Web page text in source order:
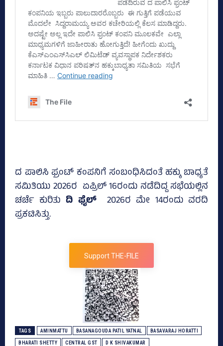
ದ ಪಾಲಿಸಿ ಫ್ರಂಟ್‌ ಕಂಪನಿಗೆ ಸಂಬಂಧಿಸಿದಂತೆ ಹಕ್ಕು ಬಾಧ್ಯತೆ
ಸಮಿತಿಯು 2026ರ ಏಪ್ರಿಲ್‌ 16ರಂದು ನಡೆದಿದ್ದ ಸಭೆಯಲ್ಲಿನ
ಚರ್ಚೆ ಕುರಿತು ದಿ ಫೈಲ್‌
2026ರ ಮೇ 14ರಂದು ವರದಿ
ಪ್ರಕಟಿಸಿತ್ತು.
Support THE-FILE
TAGS AMINMATTU BASANAGOUDA PATIL YATNAL BASAVARAJ HORATTI
BHARATI SHETTY CENTRAL GST D K SHIVAKUMAR